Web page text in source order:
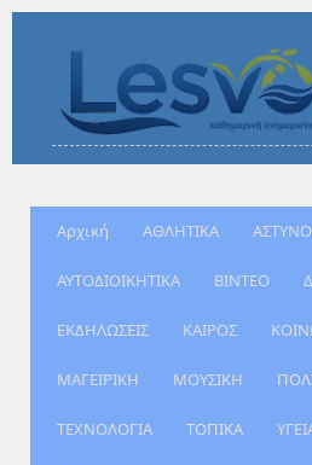
Αρχική ΑΘΛΗΤΙΚΑ
ΑΥΤΟΔΙΟΙΚΗΤΙΚΑ ΒΙΝΤΕΟ
ΕΚΔΗΛΩΣΕΙΣ ΚΑΙΡΟΣ
ΜΑΓΕΙΡΙΚΗ ΜΟΥΣΙΚΗ
ΤΕΧΝΟΛΟΓΙΑ ΤΟΠΙΚΑ